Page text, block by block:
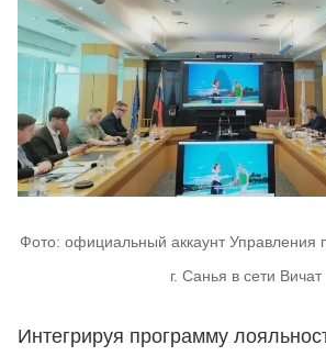
Фото: официальный аккаунт Управления
г. Санья в сети Вичат
Интегрируя программу